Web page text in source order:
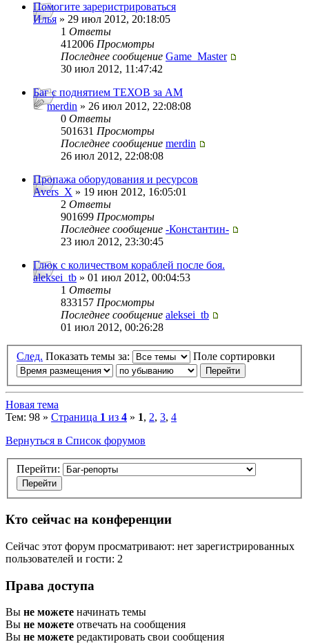
Помогите зареристрироваться
Илья » 29 июл 2012, 20:18:05
1 Ответы
412006 Просмотры
Последнее сообщение Game_Master
30 июл 2012, 11:47:42
Баг с поднятием ТЕХОВ за АМ
merdin » 26 июл 2012, 22:08:08
0 Ответы
501631 Просмотры
Последнее сообщение merdin
26 июл 2012, 22:08:08
Пропажа оборудования и ресурсов
Avers_X » 19 июн 2012, 16:05:01
2 Ответы
901699 Просмотры
Последнее сообщение -Константин-
23 июл 2012, 23:30:45
Глюк с количеством кораблей после боя.
aleksei_tb » 01 июл 2012, 00:04:53
1 Ответы
833157 Просмотры
Последнее сообщение aleksei_tb
01 июл 2012, 00:26:28
След. Показать темы за: Поле сортировки
Новая тема
Тем: 98 » Страница 1 из 4 » 1, 2, 3, 4
Вернуться в Список форумов
Перейти:
Кто сейчас на конференции
Сейчас этот форум просматривают: нет зарегистрированных
пользователей и гости: 2
Права доступа
Вы не можете начинать темы
Вы не можете отвечать на сообщения
Вы не можете редактировать свои сообщения